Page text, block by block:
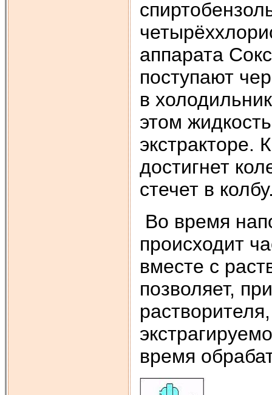
аппарата
поступают
в
этом
экстракторе.
достигнет
стечет в
Во время
происходит
вместе с
позволяет,
время